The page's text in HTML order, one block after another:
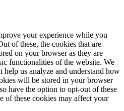
your experience while you
of these, the cookies that are
on your browser as they are
functionalities of the website. We
help us analyze and understand how
will be stored in your browser
have the option to opt-out of these
of these cookies may affect your